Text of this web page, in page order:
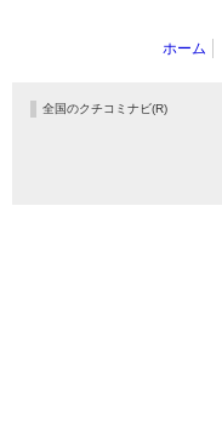
ホーム
全国のクチコミナビ(R)